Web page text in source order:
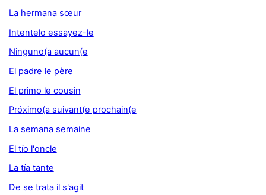
La hermana sœur
Intentelo essayez-le
Ninguno(a aucun(e
El padre le père
El primo le cousin
Próximo(a suivant(e prochain(e
La semana semaine
El tío l'oncle
La tía tante
De se trata il s'agit